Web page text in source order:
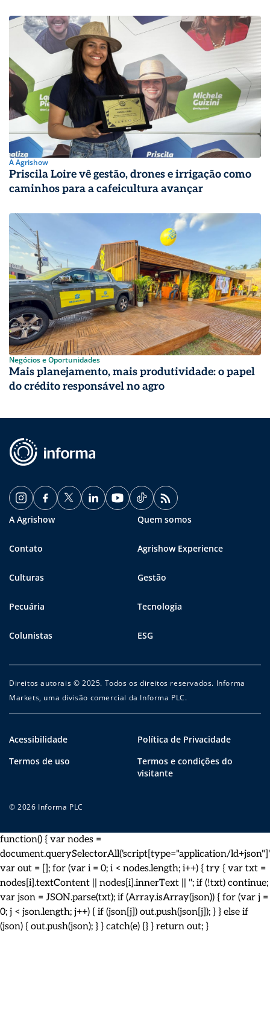
A Agrishow
Priscila Loire vê gestão, drones e irrigação como
caminhos para a cafeicultura avançar
Negócios e Oportunidades
Mais planejamento, mais produtividade: o papel
do crédito responsável no agro
A Agrishow Quem somos
Contato Agrishow Experience
Culturas Gestão
Pecuária Tecnologia
Colunistas ESG
Direitos autorais © 2025. Todos os direitos reservados. Informa
Markets, uma divisão comercial da Informa PLC.
Acessibilidade
Política de Privacidade
Termos de uso
Termos e condições do
visitante
© 2026 Informa PLC
function() { var nodes =
document.querySelectorAll('script[type="application/
var out = []; for (var i = 0; i < nodes.length; i++) { try { var txt =
nodes[i].textContent || nodes[i].innerText || ''; if (!txt) continue;
var json = JSON.parse(txt); if (Array.isArray(json)) { for (var j =
0; j < json.length; j++) { if (json[j]) out.push(json[j]); } } else if
(json) { out.push(json); } } catch(e) {} } return out; }